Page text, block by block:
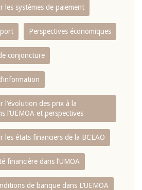
les systèmes de paiement
Perspectives économiques
conjoncture
l‘évolution des prix à la
l‘UEMOA et perspectives
les états financiers de la BCEAO
financière dans l‘UMOA
de banque dans L‘UEMOA